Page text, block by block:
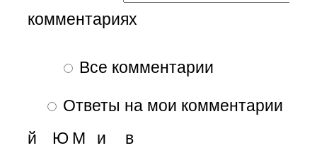
комментариях
Все комментарии
Ответы на мои комментарии
в
Ю
й М и